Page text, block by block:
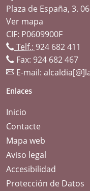
Plaza de España, 3.
Ver mapa
CIF: P0609900F
Telf.: 924 682 411
Fax: 924 682 467
E-mail:
Enlaces
Inicio
Contacte
Mapa web
Aviso legal
Accesibilidad
Protección de Datos